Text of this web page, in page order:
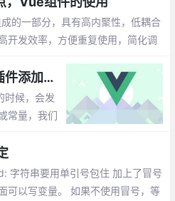
的一部分，具有高内聚性，低耦合
开发效率，方便重复使用，简化调
vue扩展——使用vue插件添加全局方法属性
时候，会发
常量，我们
新写再一篇
字符串要用单引号包住 加上了冒号
可以写变量。 如果不使用冒号，等